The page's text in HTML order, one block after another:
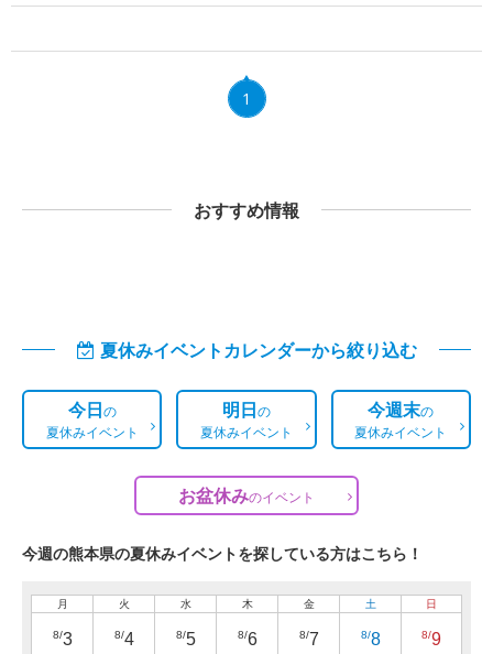
1
おすすめ情報
夏休みイベントカレンダーから絞り込む
今日の
夏休みイベント
明日の
夏休みイベント
今週末の
夏休みイベント
お盆休みのイベント
今週の熊本県の夏休みイベントを探している方はこちら！
月
8/3
火
8/4
水
8/5
木
8/6
金
8/7
土
8/8
日
8/9